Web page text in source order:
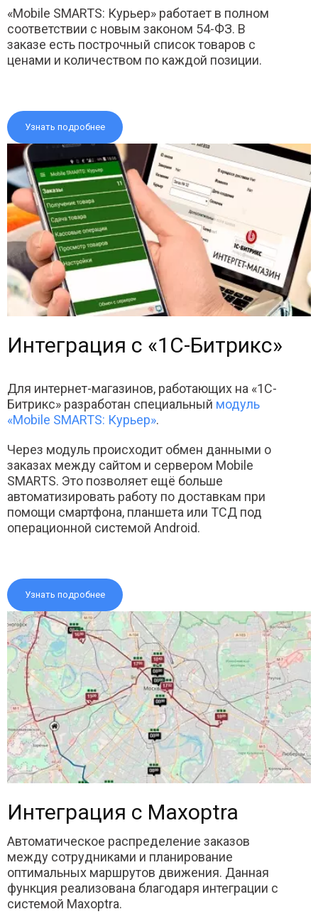
«Mobile SMARTS: Курьер» работает в полном
соответствии с новым законом 54-ФЗ. В
заказе есть построчный список товаров с
ценами и количеством по каждой позиции.
Узнать подробнее
Интеграция с «1С-Битрикс»
Для интернет-магазинов, работающих на «1С-
Битрикс» разработан специальный модуль
«Mobile SMARTS: Курьер».
Через модуль происходит обмен данными о
заказах между сайтом и сервером Mobile
SMARTS. Это позволяет ещё больше
автоматизировать работу по доставкам при
помощи смартфона, планшета или ТСД под
операционной системой Android.
Узнать подробнее
Интеграция с Maxoptra
Автоматическое распределение заказов
между сотрудниками и планирование
оптимальных маршрутов движения. Данная
функция реализована благодаря интеграции с
системой Maxoptra.